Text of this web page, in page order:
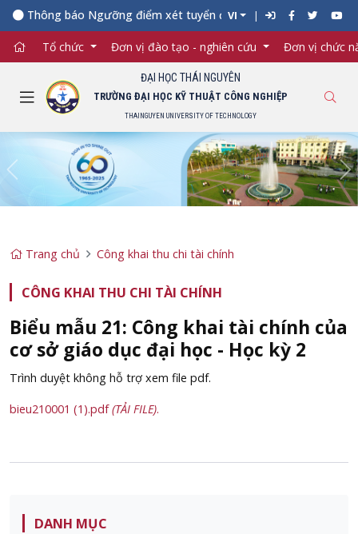
Thông báo Ngưỡng điểm xét tuyển đối với từng ngành đào
VI
Tổ chức Đơn vị đào tạo - nghiên cứu Đơn vị chức
ĐẠI HỌC THÁI NGUYÊN
TRƯỜNG ĐẠI HỌC KỸ THUẬT CÔNG NGHIỆP
THAINGUYEN UNIVERSITY OF TECHNOLOGY
Previous
Trang chủ Công khai thu chi tài chính
CÔNG KHAI THU CHI TÀI CHÍNH
Biểu mẫu 21: Công khai tài chính của
cơ sở giáo dục đại học - Học kỳ 2
Trình duyệt không hỗ trợ xem file pdf.
bieu210001 (1).pdf(TẢI FILE).
DANH MỤC